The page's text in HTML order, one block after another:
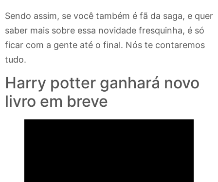
Sendo assim, se você também é fã da saga, e quer
saber mais sobre essa novidade fresquinha, é só
ficar com a gente até o final. Nós te contaremos
tudo.
Harry potter ganhará novo
livro em breve